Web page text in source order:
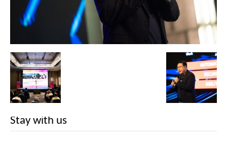
Stay with us